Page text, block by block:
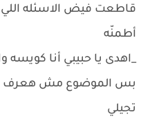
قاطعت فيض الاسئله اللي
أطمنّه
_اهدى يا حبيبي أنا كويسه
بس الموضوع مش هعرف
تجيلي